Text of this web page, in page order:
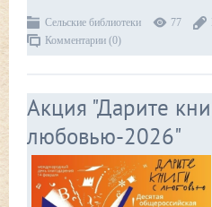
Сельские библиотеки 77
Комментарии (0)
Акция "Дарите
любовью-2026"